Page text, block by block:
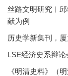
丝路文明研究︱
献为例
历史学新集刊，
LSE经济史系辩
《明清史料》（